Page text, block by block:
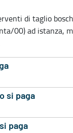
di taglio
00) ad istanza,
si paga
paga